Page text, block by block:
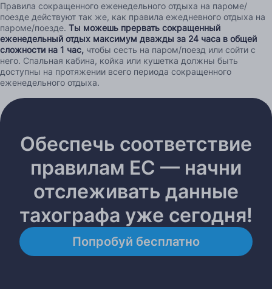
Правила сокращенного еженедельного отдыха на пароме/
поезде действуют так же, как правила ежедневного отдыха на
пароме/поезде. Ты можешь прервать сокращенный
еженедельный отдых максимум дважды за 24 часа в общей
сложности на 1 час, чтобы сесть на паром/поезд или сойти с
него. Спальная кабина, койка или кушетка должны быть
доступны на протяжении всего периода сокращенного
еженедельного отдыха.
Обеспечь соответствие
правилам ЕС — начни
отслеживать данные
тахографа уже сегодня!
Попробуй бесплатно